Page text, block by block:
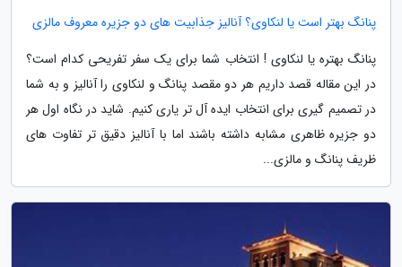
پنانگ بهتر است یا لنکاوی؟ آنالیز جذابیت های دو جزیره معروف مالزی
پنانگ بهتره یا لنکاوی ! انتخاب شما برای یک سفر تفریحی کدام است؟
در این مقاله قصد داریم هر دو مقصد پنانگ و لنکاوی را آنالیز و به شما
در تصمیم گیری برای انتخاب ایده آل تر یاری کنیم. شاید در نگاه اول هر
دو جزیره ظاهری مشابه داشته باشند اما با آنالیز دقیق تر تفاوت های
ظریف پنانگ و مالزی...